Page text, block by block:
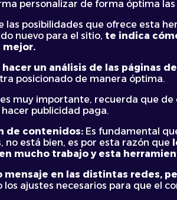
personalizar de forma óptima
las posibilidades que ofrece esta
nuevo para el sitio, te indica
mejor.
un análisis de las páginas
posicionado de manera óptima.
muy importante, recuerda que
publicidad paga.
de contenidos: Es fundamental
no está bien, es por esta razón que
mucho trabajo y esta
mensaje en las distintas redes,
ajustes necesarios para que el